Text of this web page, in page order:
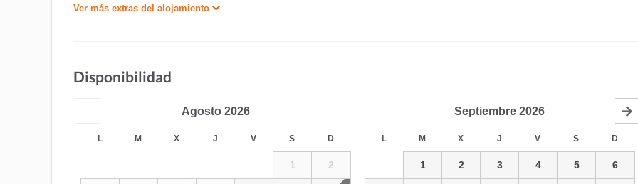
Ver más extras del alojamiento
Disponibilidad
Agosto 2026
L M X J V S D
1 2
Septiembre 2026
L M X J V S D
1 2 3 4 5 6